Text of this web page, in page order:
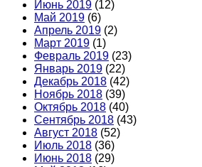
Июнь 2019 (12)
Май 2019 (6)
Апрель 2019 (2)
Март 2019 (1)
Февраль 2019 (23)
Январь 2019 (22)
Декабрь 2018 (42)
Ноябрь 2018 (39)
Октябрь 2018 (40)
Сентябрь 2018 (43)
Август 2018 (52)
Июль 2018 (36)
Июнь 2018 (29)